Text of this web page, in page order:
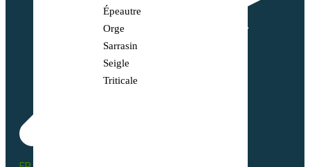
Épeautre
Orge
Sarrasin
Seigle
Triticale